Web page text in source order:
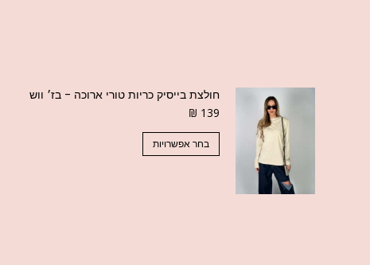
חולצת בייסיק כריות טורי ארוכה - בז׳ ווש
₪ 139
בחר אפשרויות